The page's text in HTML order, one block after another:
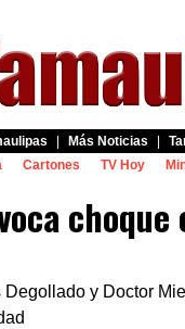
Más Noticias
Cartones TV Hoy
choque
y Doctor